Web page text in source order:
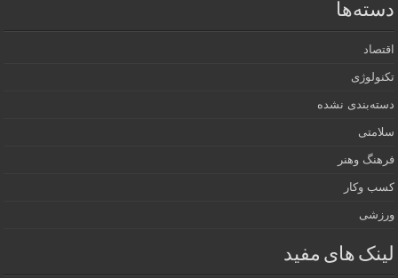
دسته‌ها
اقتصاد
تکنولوژی
دسته‌بندی نشده
سلامتی
فرهنگ وهنر
کسب وکار
ورزشی
لینک های مفید